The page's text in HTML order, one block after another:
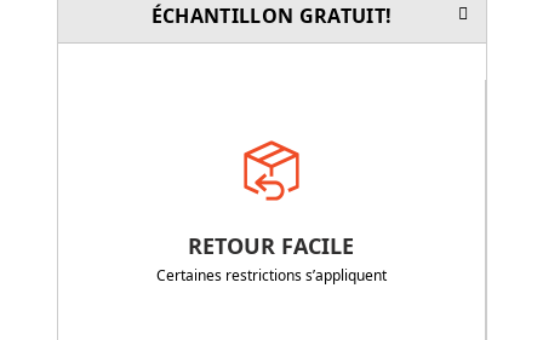
ÉCHANTILLON GRATUIT!
RETOUR FACILE
Certaines restrictions s’appliquent